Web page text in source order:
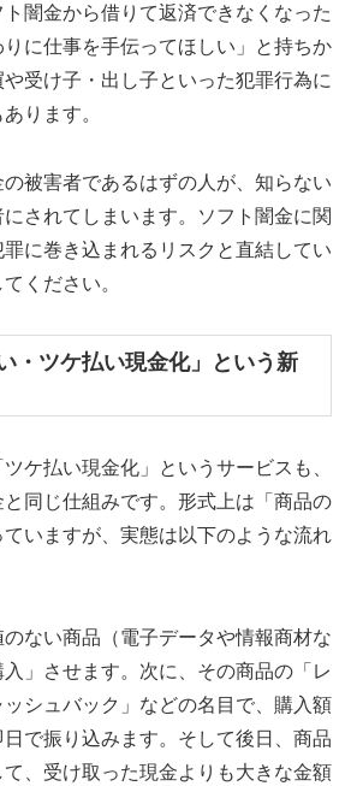
闇金から借りて返済できなくなった
りに仕事を手伝ってほしい」と持ちか
受け子・出し子といった犯罪行為に
ります。
被害者であるはずの人が、知らない
されてしまいます。ソフト闇金に関
に巻き込まれるリスクと直結してい
ください。
・ツケ払い現金化」という新
ツケ払い現金化」というサービスも、
同じ仕組みです。形式上は「商品の
いますが、実態は以下のような流れ
ない商品（電子データや情報商材な
」させます。次に、その商品の「レ
シュバック」などの名目で、購入額
で振り込みます。そして後日、商品
、受け取った現金よりも大きな金額